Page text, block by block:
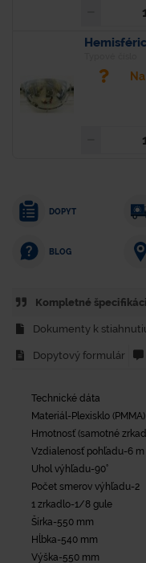
DOPYT
BLOG
Kompletné
Dokumenty k
Dopytový formulár
Technické dáta
Materiál-Plexisklo (PMMA)
Hmotnosť (samotné
Vzdialenosť pohľadu-6 m
Uhol výhľadu-90°
Počet smerov výhľadu-2
1 zrkadlo-1/8 gule
Šírka-550 mm
Hĺbka-540 mm
Výška-550 mm